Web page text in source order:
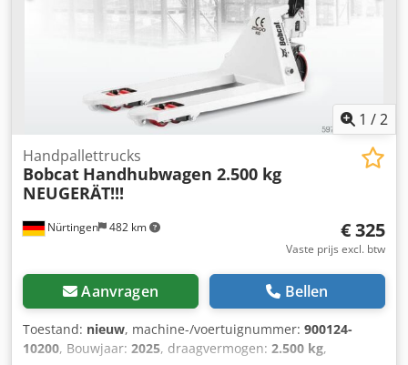
achter, werklampen voor, verwarming, volledige cabine,
1 /2
Nürtingen 482 km
Handpallettrucks
Bobcat Handhubwagen 2.500 kg
NEUGERÄT!!!
€ 325
Vaste prijs excl. btw
Aanvragen Bellen
Toestand: nieuw, machine-/voertuignummer: 900124-
10200, Bouwjaar: 2025, draagvermogen: 2.500 kg,